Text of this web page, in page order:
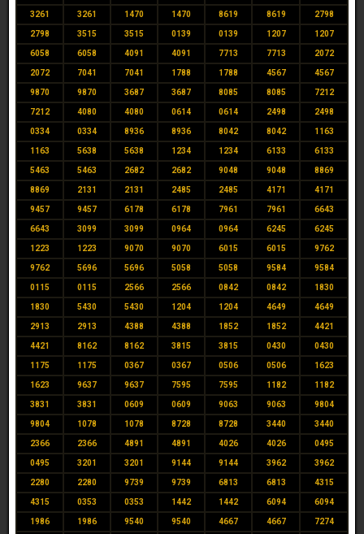
3261 3261 1470 1470 8619 8619 2798
2798 3515 3515 0139 0139 1207 1207
6058 6058 4091 4091 7713 7713 2072
2072 7041 7041 1788 1788 4567 4567
9870 9870 3687 3687 8085 8085 7212
7212 4080 4080 0614 0614 2498 2498
0334 0334 8936 8936 8042 8042 1163
1163 5638 5638 1234 1234 6133 6133
5463 5463 2682 2682 9048 9048 8869
8869 2131 2131 2485 2485 4171 4171
9457 9457 6178 6178 7961 7961 6643
6643 3099 3099 0964 0964 6245 6245
1223 1223 9070 9070 6015 6015 9762
9762 5696 5696 5058 5058 9584 9584
0115 0115 2566 2566 0842 0842 1830
1830 5430 5430 1204 1204 4649 4649
2913 2913 4388 4388 1852 1852 4421
4421 8162 8162 3815 3815 0430 0430
1175 1175 0367 0367 0506 0506 1623
1623 9637 9637 7595 7595 1182 1182
3831 3831 0609 0609 9063 9063 9804
9804 1078 1078 8728 8728 3440 3440
2366 2366 4891 4891 4026 4026 0495
0495 3201 3201 9144 9144 3962 3962
2280 2280 9739 9739 6813 6813 4315
4315 0353 0353 1442 1442 6094 6094
1986 1986 9540 9540 4667 4667 7274